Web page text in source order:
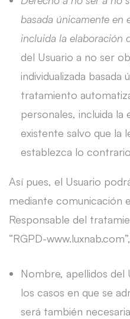
basada únicamente en
incluida la elaboración
del Usuario a no ser
individualizada basada
tratamiento
personales, incluida la
existente salvo que la
establezca lo
Así pues, el Usuario
mediante comunicación
Responsable del
“RGPD-
Nombre, apellidos del
los casos en que se
será también